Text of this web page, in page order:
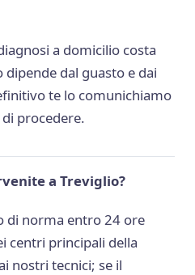
a domicilio costa
dal guasto e dai
te lo comunichiamo
procedere.
a Treviglio?
di norma entro 24 ore
centri principali della
nostri tecnici; se il